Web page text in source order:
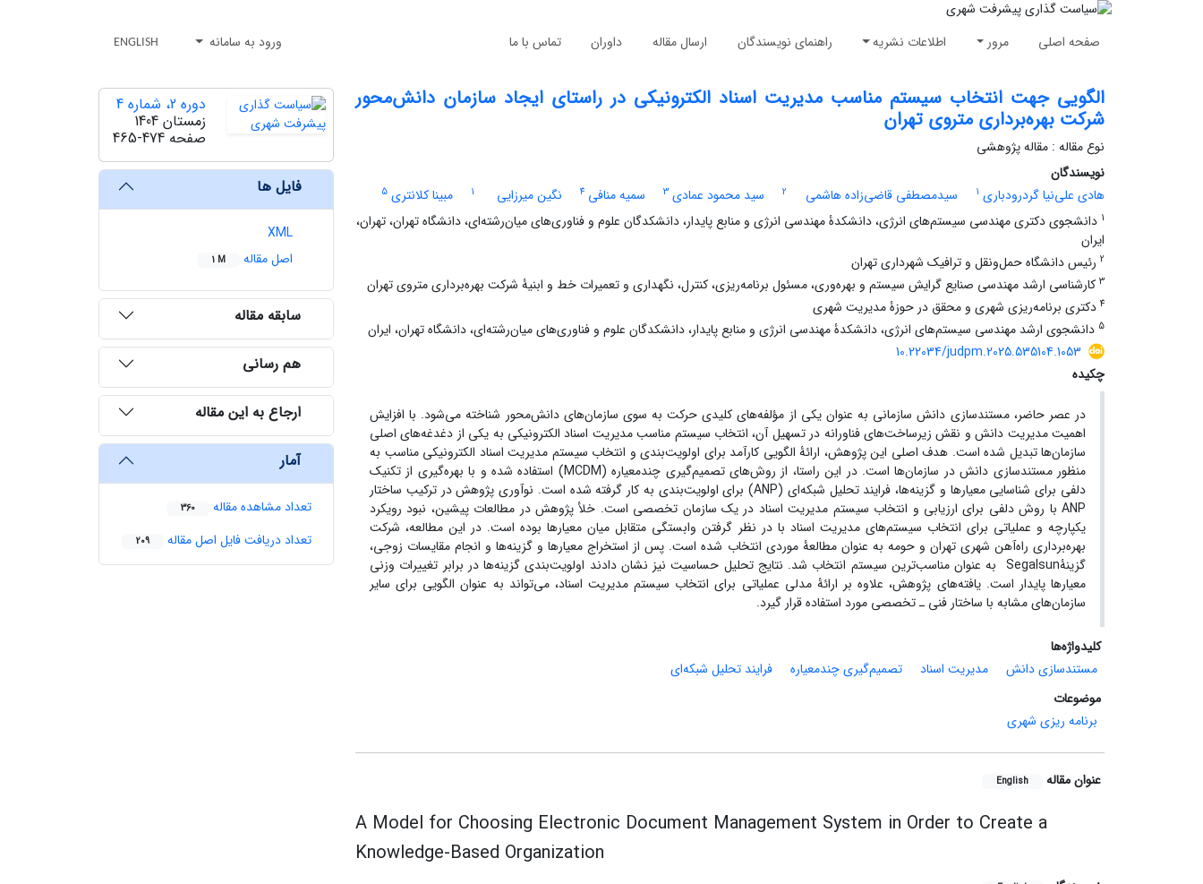
صفحه اصلی مرور اطلاعات نشریه راهنمای نویسندگان ارسال مقاله داوران تماس با ما ورود به سامانه ENGLISH
الگویی جهت انتخاب سیستم مناسب مدیریت اسناد الکترونیکی در راستای ایجاد سازمان دانش‌محور
شرکت بهره‌برداری متروی تهران
نوع مقاله : مقاله پژوهشی
نویسندگان
هادی علی‌نیا گردرودباری 1 سیدمصطفی قاضی‌زاده هاشمی 2 سید محمود عمادی 3 سمیه منافی 4 نگین میرزایی 1 مبینا کلانتری 5
1 دانشجوی دکتری مهندسی سیستم‌های انرژی، دانشکدۀ مهندسی انرژی و منابع پایدار، دانشکدگان علوم و فناوری‌های میان‌رشته‌ای، دانشگاه تهران، تهران،
ایران
2 رئیس دانشگاه حمل‌و‌نقل و ترافیک شهرداری تهران
3 کارشناسی ارشد مهندسی صنایع گرایش سیستم و بهره‌وری، مسئول برنامه‌ریزی، کنترل، نگهداری و تعمیرات خط و ابنیۀ شرکت بهره‌برداری متروی تهران
4 دکتری برنامه‌ریزی شهری و محقق در حوزۀ مدیریت شهری
5 دانشجوی ارشد مهندسی سیستم‌های انرژی، دانشکدۀ مهندسی انرژی و منابع پایدار، دانشکدگان علوم و فناوری‌های میان‌رشته‌ای، دانشگاه تهران، ایران
10.22034/judpm.2025.535104.1053
چکیده
در عصر حاضر، مستندسازی دانش سازمانی به‌ عنوان یکی از مؤلفه‌های کلیدی حرکت به‌ سوی سازمان‌های دانش‌محور شناخته می‌شود. با افزایش
اهمیت مدیریت دانش و نقش زیرساخت‌های فناورانه در تسهیل آن، انتخاب سیستم مناسب مدیریت اسناد الکترونیکی به یکی از دغدغه‌های اصلی
سازمان‌ها تبدیل شده است. هدف اصلی این پژوهش، ارائۀ الگویی کارآمد برای اولویت‌بندی و انتخاب سیستم مدیریت اسناد الکترونیکی مناسب به
منظور مستندسازی دانش در سازمان‌ها است. در این راستا، از روش‌های تصمیم‌گیری چندمعیاره (MCDM) استفاده شده و با بهره‌گیری از تکنیک
دلفی برای شناسایی معیارها و گزینه‌ها، فرایند تحلیل شبکه‌ای (ANP) برای اولویت‌بندی به ‌کار گرفته شده است. نوآوری پژوهش در ترکیب ساختار
ANP با روش دلفی برای ارزیابی و انتخاب سیستم مدیریت اسناد در یک سازمان تخصصی است. خلأ پژوهش در مطالعات پیشین، نبود رویکرد
یکپارچه و عملیاتی برای انتخاب سیستم‌های مدیریت اسناد با در نظر گرفتن وابستگی متقابل میان معیارها بوده است. در این مطالعه، شرکت
بهره‌برداری راه‌آهن شهری تهران و حومه به‌ عنوان مطالعۀ موردی انتخاب شده است. پس از استخراج معیارها و گزینه‌ها و انجام مقایسات زوجی،
گزینۀSegalsun به‌ عنوان مناسب‌ترین سیستم انتخاب شد. نتایج تحلیل حساسیت نیز نشان دادند ‌اولویت‌بندی گزینه‌ها در برابر تغییرات وزنی
معیارها پایدار است. یافته‌های پژوهش، علاوه بر ارائۀ مدلی عملیاتی برای انتخاب سیستم مدیریت اسناد، می‌تواند به ‌عنوان الگویی برای سایر
سازمان‌های مشابه با ساختار فنی ـ تخصصی مورد استفاده قرار گیرد.
کلیدواژه‌ها
مستندسازی دانش
مدیریت اسناد تصمیم‌گیری چندمعیاره
فرایند تحلیل شبکه‌ای
موضوعات
برنامه ریزی شهری
عنوان مقاله English
A Model for Choosing Electronic Document Management System in Order to Create a
Knowledge-Based Organization
دوره 2، شماره 4
زمستان 1404
صفحه465-474
فایل ها
XML
اصل مقاله
1 M
سابقه مقاله
هم رسانی
ارجاع به این مقاله
آمار
تعداد مشاهده مقاله 360
تعداد دریافت فایل اصل مقاله 209